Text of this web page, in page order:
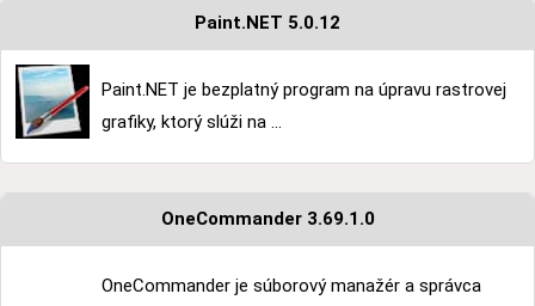
Paint.NET 5.0.12
Paint.NET je bezplatný program na úpravu rastrovej
grafiky, ktorý slúži na ...
OneCommander 3.69.1.0
OneCommander je súborový manažér a správca